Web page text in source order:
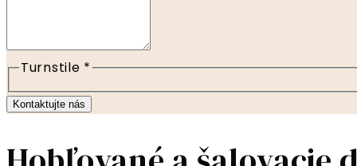
Turnstile *
Kontaktujte nás